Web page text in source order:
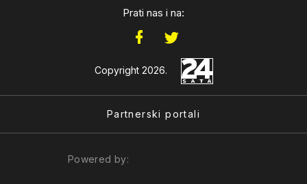
Prati nas i na:
Copyright 2026.
Partnerski portali
Powered by: